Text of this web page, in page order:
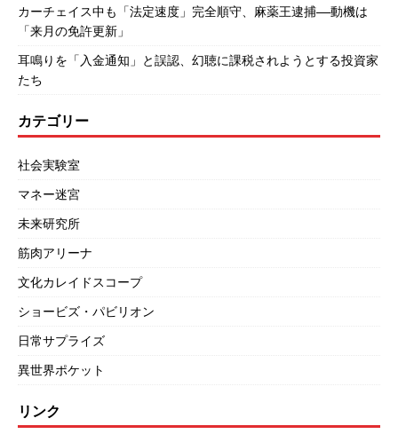
カーチェイス中も「法定速度」完全順守、麻薬王逮捕――動機は
「来月の免許更新」
耳鳴りを「入金通知」と誤認、幻聴に課税されようとする投資家
たち
カテゴリー
社会実験室
マネー迷宮
未来研究所
筋肉アリーナ
文化カレイドスコープ
ショービズ・パビリオン
日常サプライズ
異世界ポケット
リンク